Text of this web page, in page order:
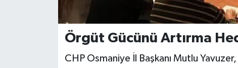
Örgüt Gücünü Artırma
CHP Osmaniye İl Başkanı Mutlu